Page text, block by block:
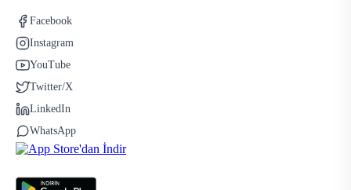
Facebook
Instagram
YouTube
Twitter/X
LinkedIn
WhatsApp